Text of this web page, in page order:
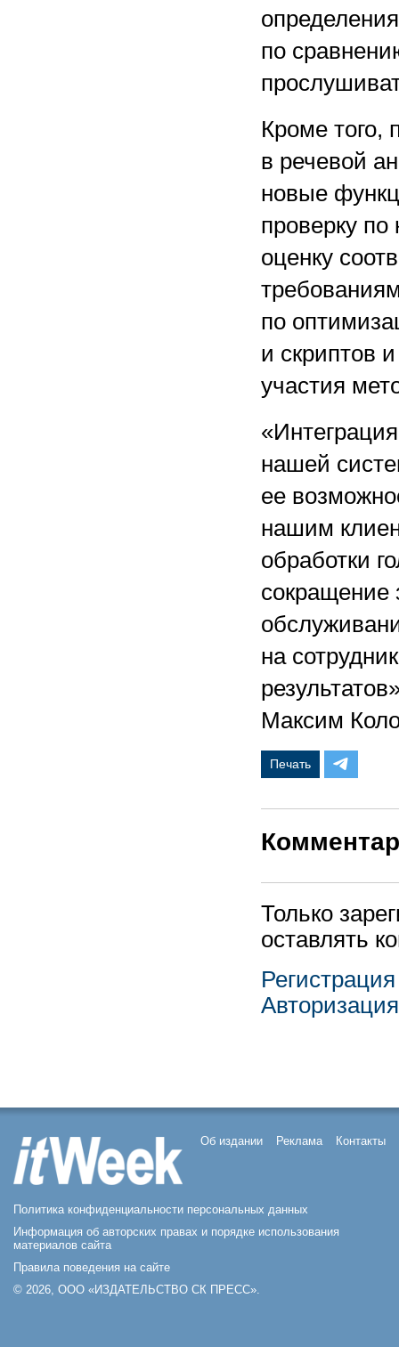
по
Кроме того,
в речевой
новые
проверку
оценку
по
и скриптов
участия
нашей
ее
нашим
обработки
сокращение
на
Максим
Печать
Только
оставлять
Регистрация
Авторизация
Об издании Реклама Контакты
Политика конфиденциальности персональных данных
Информация об авторских правах и порядке использования
материалов сайта
Правила поведения на сайте
© 2026, ООО «ИЗДАТЕЛЬСТВО СК ПРЕСС».